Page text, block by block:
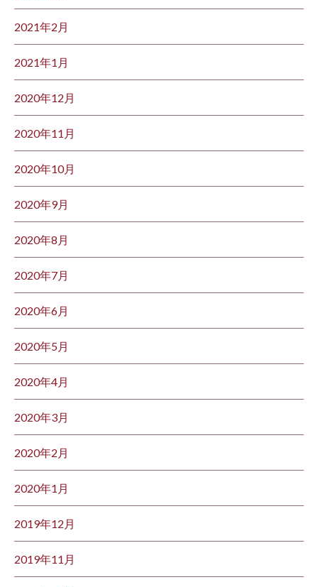
2021年2月
2021年1月
2020年12月
2020年11月
2020年10月
2020年9月
2020年8月
2020年7月
2020年6月
2020年5月
2020年4月
2020年3月
2020年2月
2020年1月
2019年12月
2019年11月